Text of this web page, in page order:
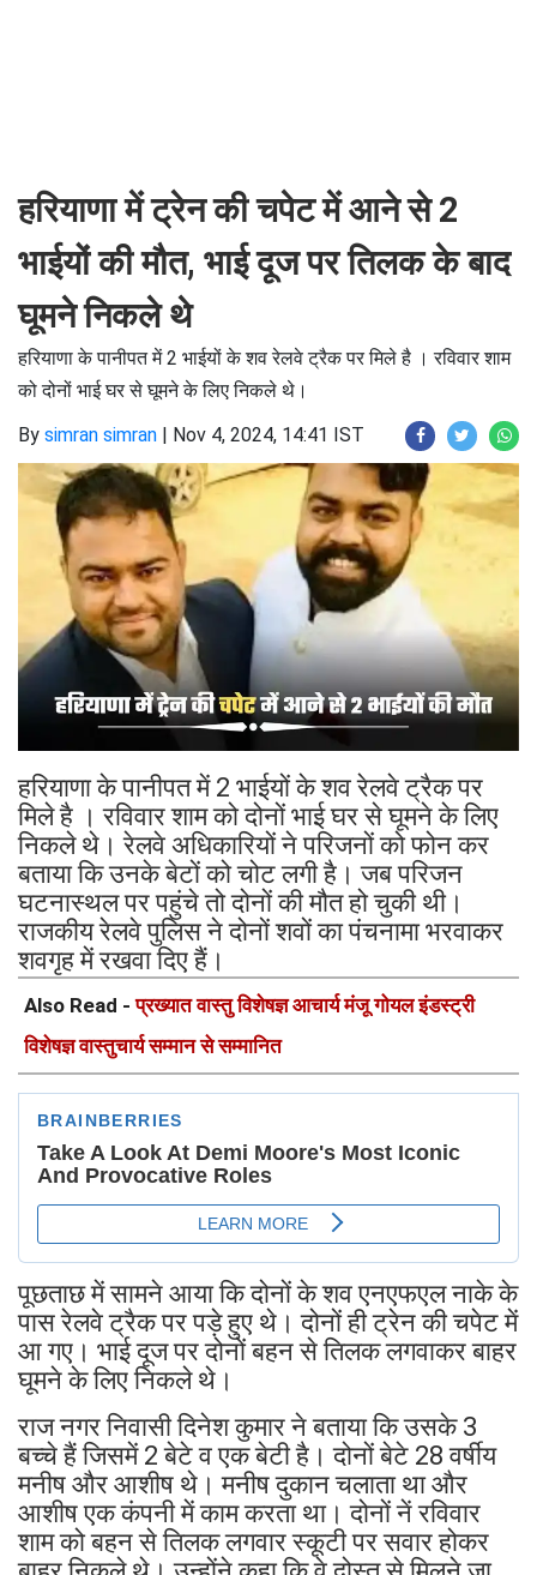
हरियाणा में ट्रेन की चपेट में आने से 2
भाईयों की मौत, भाई दूज पर तिलक के बाद
घूमने निकले थे
हरियाणा के पानीपत में 2 भाईयों के शव रेलवे ट्रैक पर मिले है । रविवार शाम
को दोनों भाई घर से घूमने के लिए निकले थे।
By simran simran | Nov 4, 2024, 14:41 IST
हरियाणा के पानीपत में 2 भाईयों के शव रेलवे ट्रैक पर
मिले है । रविवार शाम को दोनों भाई घर से घूमने के लिए
निकले थे। रेलवे अधिकारियों ने परिजनों को फोन कर
बताया कि उनके बेटों को चोट लगी है। जब परिजन
घटनास्थल पर पहुंचे तो दोनों की मौत हो चुकी थी।
राजकीय रेलवे पुलिस ने दोनों शवों का पंचनामा भरवाकर
शवगृह में रखवा दिए हैं।
Also Read -प्रख्यात वास्तु विशेषज्ञ आचार्य मंजू गोयल इंडस्ट्री
विशेषज्ञ वास्तुचार्य सम्मान से सम्मानित
पूछताछ में सामने आया कि दोनों के शव एनएफएल नाके के
पास रेलवे ट्रैक पर पड़े हुए थे। दोनों ही ट्रेन की चपेट में
आ गए। भाई दूज पर दोनों बहन से तिलक लगवाकर बाहर
घूमने के लिए निकले थे।
राज नगर निवासी दिनेश कुमार ने बताया कि उसके 3
बच्चे हैं जिसमें 2 बेटे व एक बेटी है। दोनों बेटे 28 वर्षीय
मनीष और आशीष थे। मनीष दुकान चलाता था और
आशीष एक कंपनी में काम करता था। दोनों नें रविवार
शाम को बहन से तिलक लगवार स्कूटी पर सवार होकर